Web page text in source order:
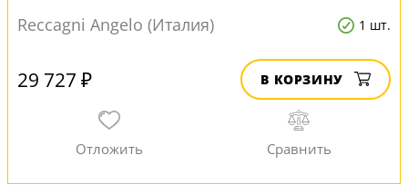
Reccagni Angelo (Италия) 1 шт.
29 727 ₽ В КОРЗИНУ